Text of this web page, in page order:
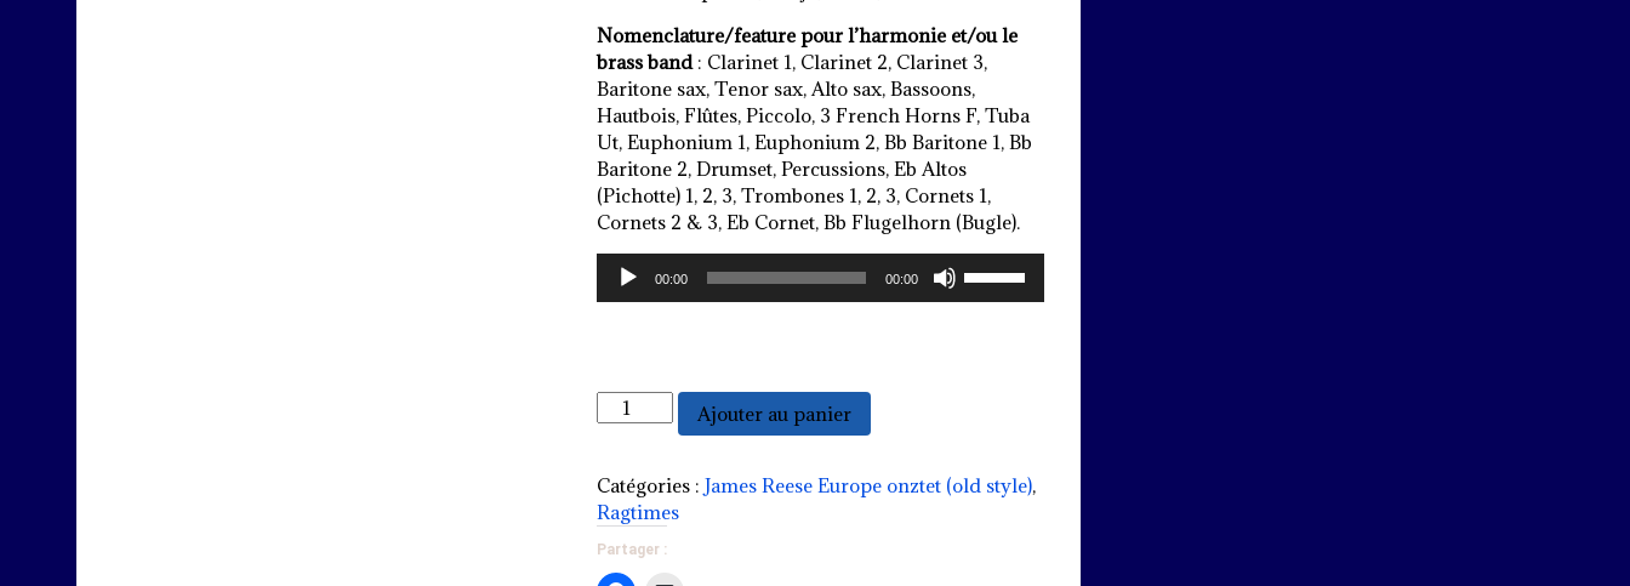
Nomenclature/feature pour l’harmonie et/ou le
brass band: Clarinet 1, Clarinet 2, Clarinet 3,
Baritone sax, Tenor sax, Alto sax, Bassoons,
Hautbois, Flûtes, Piccolo, 3 French Horns F, Tuba
Ut, Euphonium 1, Euphonium 2, Bb Baritone 1, Bb
Baritone 2, Drumset, Percussions, Eb Altos
(Pichotte) 1, 2, 3, Trombones 1, 2, 3, Cornets 1,
Cornets 2 & 3, Eb Cornet, Bb Flugelhorn (Bugle).
Lecteur
audio
00:00 00:00
le
quantité
de
The
Jack
Ajouter au panier
Catégories :James Reese Europe onztet (old style),
Ragtimes
Partager :